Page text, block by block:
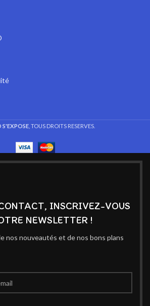
S'EXPOSE , TOUS DROITS RESERVES.
INSCRIVEZ-VOUS
NEWSLETTER !
nos nouveautés et de nos bons plans